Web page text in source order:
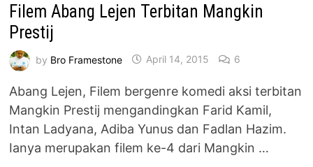
Filem Abang Lejen Terbitan Mangkin
Prestij
by Bro Framestone April 14, 2015 6
Abang Lejen, Filem bergenre komedi aksi terbitan
Mangkin Prestij mengandingkan Farid Kamil,
Intan Ladyana, Adiba Yunus dan Fadlan Hazim.
Ianya merupakan filem ke-4 dari Mangkin …